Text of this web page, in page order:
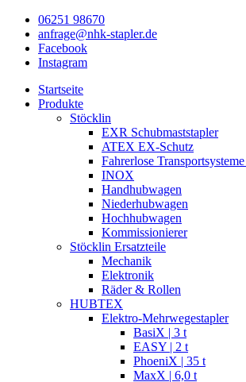
06251 98670
anfrage@nhk-stapler.de
Facebook
Instagram
Startseite
Produkte
Stöcklin
EXR Schubmaststapler
ATEX EX-Schutz
Fahrerlose
INOX
Handhubwagen
Niederhubwagen
Hochhubwagen
Kommissionierer
Stöcklin Ersatzteile
Mechanik
Elektronik
Räder & Rollen
HUBTEX
Elektro-Mehrwegestapler
BasiX | 3 t
EASY | 2 t
PhoeniX | 35 t
MaxX | 6,0 t